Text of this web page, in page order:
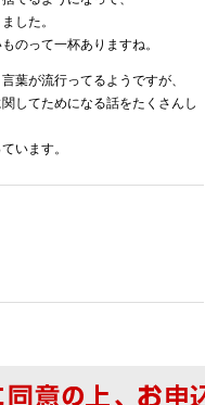
した。
のって一杯ありますね。
葉が流行ってるようですが、
してためになる話をたくさんし
います。